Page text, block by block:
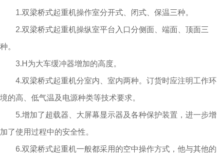
1.双梁桥式起重机操作室分开式、闭式、保温三种。
2.双梁桥式起重机操纵室平台入口分侧面、端面、顶面三
种。
3.H为大车缓冲器增加的高度。
4.双梁桥式起重机分室内、室内两种。订货时应注明工作环
境的高、低气温及电源种类等技术要求。
5.增加了超载器、大屏幕显示器及各种保护装置，进一步增
加了使用过程中的安全性。
6.双梁桥式起重机一般都采用的空中操作方式，他与其他的